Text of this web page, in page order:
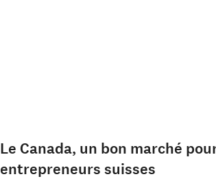
Le Canada, un bon marché
entrepreneurs suisses